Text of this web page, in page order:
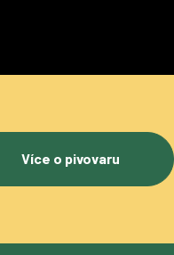
Více o pivovaru